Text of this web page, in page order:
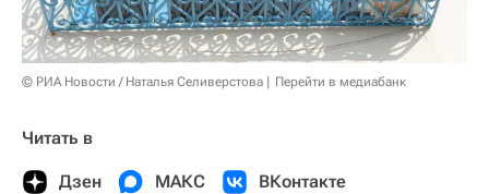
© РИА Новости / Наталья Селиверстова Перейти в медиабанк
Читать в
Дзен МАКС ВКонтакте